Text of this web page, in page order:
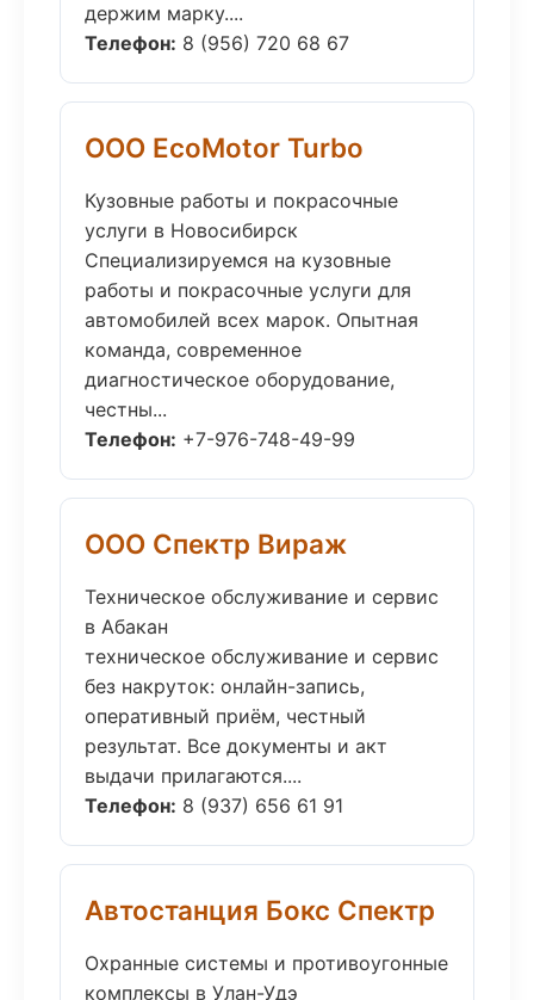
держим марку....
Телефон: 8 (956) 720 68 67
ООО EcoMotor Turbo
Кузовные работы и покрасочные
услуги в Новосибирск
Специализируемся на кузовные
работы и покрасочные услуги для
автомобилей всех марок. Опытная
команда, современное
диагностическое оборудование,
честны...
Телефон: +7-976-748-49-99
ООО Спектр Вираж
Техническое обслуживание и сервис
в Абакан
техническое обслуживание и сервис
без накруток: онлайн-запись,
оперативный приём, честный
результат. Все документы и акт
выдачи прилагаются....
Телефон: 8 (937) 656 61 91
Автостанция Бокс Спектр
Охранные системы и противоугонные
комплексы в Улан-Удэ